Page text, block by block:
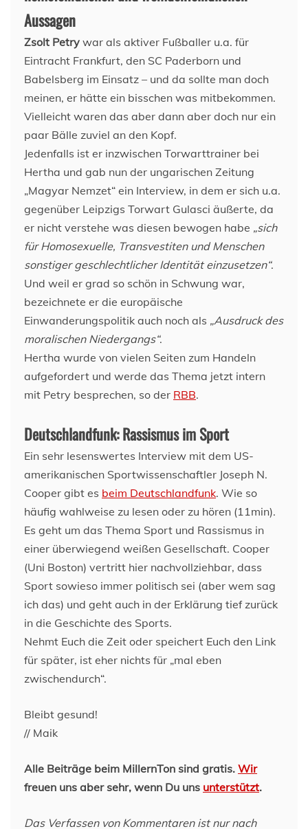
Aussagen
Zsolt Petry war als aktiver Fußballer u.a. für
Eintracht Frankfurt, den SC Paderborn und
Babelsberg im Einsatz – und da sollte man doch
meinen, er hätte ein bisschen was mitbekommen.
Vielleicht waren das aber dann aber doch nur ein
paar Bälle zuviel an den Kopf.
Jedenfalls ist er inzwischen Torwarttrainer bei
Hertha und gab nun der ungarischen Zeitung
„Magyar Nemzet“ ein Interview, in dem er sich u.a.
gegenüber Leipzigs Torwart Gulasci äußerte, da
er nicht verstehe was diesen bewogen habe „sich
für Homosexuelle, Transvestiten und Menschen
sonstiger geschlechtlicher Identität einzusetzen“.
Und weil er grad so schön in Schwung war,
bezeichnete er die europäische
Einwanderungspolitik auch noch als „Ausdruck des
moralischen Niedergangs“.
Hertha wurde von vielen Seiten zum Handeln
aufgefordert und werde das Thema jetzt intern
mit Petry besprechen, so der RBB.
Deutschlandfunk: Rassismus im Sport
Ein sehr lesenswertes Interview mit dem US-
amerikanischen Sportwissenschaftler Joseph N.
Cooper gibt es beim Deutschlandfunk. Wie so
häufig wahlweise zu lesen oder zu hören (11min).
Es geht um das Thema Sport und Rassismus in
einer überwiegend weißen Gesellschaft. Cooper
(Uni Boston) vertritt hier nachvollziehbar, dass
Sport sowieso immer politisch sei (aber wem sag
ich das) und geht auch in der Erklärung tief zurück
in die Geschichte des Sports.
Nehmt Euch die Zeit oder speichert Euch den Link
für später, ist eher nichts für „mal eben
zwischendurch“.
Bleibt gesund!
// Maik
Alle Beiträge beim MillernTon sind gratis. Wir
freuen uns aber sehr, wenn Du uns unterstützt.
Das Verfassen von Kommentaren ist nur nach